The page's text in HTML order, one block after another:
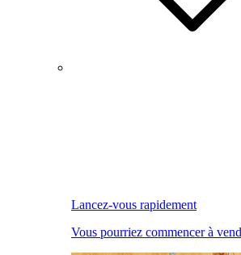
Lancez-vous rapidement
Vous pourriez commencer à